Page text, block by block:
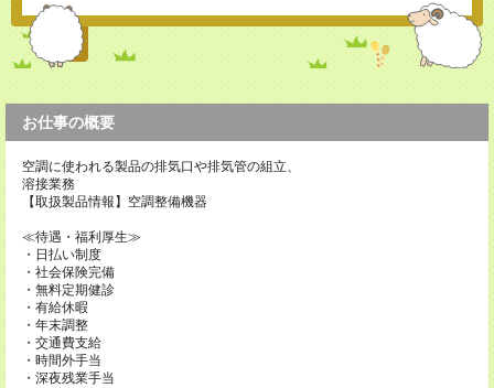
お仕事の概要
空調に使われる製品の排気口や排気管の組立、
溶接業務
【取扱製品情報】空調整備機器
≪待遇・福利厚生≫
・日払い制度
・社会保険完備
・無料定期健診
・有給休暇
・年末調整
・交通費支給
・時間外手当
・深夜残業手当